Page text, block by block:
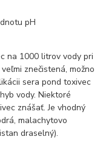
pH
na 1000 litrov vody pri
znečistená, možno
sera pond toxivec
vody. Niektoré
znášať. Je vhodný
malachytovo
draselný).